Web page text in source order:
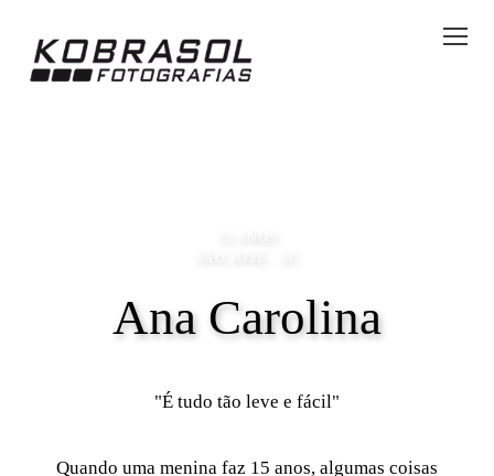
Ana Carolina
"É tudo tão leve e fácil"
Quando uma menina faz 15 anos, algumas coisas